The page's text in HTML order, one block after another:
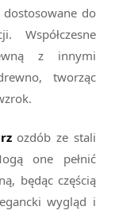
do
Współczesne
z innymi
tworząc
ozdób ze stali
one pełnić
będąc częścią
wygląd i